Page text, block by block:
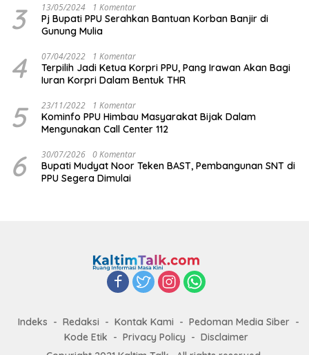
3 13/05/2024 1 Komentar
Pj Bupati PPU Serahkan Bantuan Korban Banjir di
Gunung Mulia
4 07/04/2022 1 Komentar
Terpilih Jadi Ketua Korpri PPU, Pang Irawan Akan Bagi
Iuran Korpri Dalam Bentuk THR
5 23/11/2022 1 Komentar
Kominfo PPU Himbau Masyarakat Bijak Dalam
Mengunakan Call Center 112
6 30/07/2026 0 Komentar
Bupati Mudyat Noor Teken BAST, Pembangunan SNT di
PPU Segera Dimulai
Indeks Redaksi Kontak Kami
Pedoman Media Siber
Kode Etik
Privacy Policy
Disclaimer